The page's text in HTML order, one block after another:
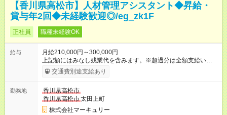
【香川県高松市】人材管理アシスタント◆昇給・
賞与年2回◆未経験歓迎◎/eg_zk1F
正社員 職種未経験OK
給与
月給210,000円～300,000円
上記額にはみなし残業代を含みます。※超過分は全額支給いたし
ます。 みなし残業代 14,616円／月 みなし残業時間 10時間／月
※能力やスキルを考慮の上、当社規程により決定します。 ーー
に1回の「年次昇給」があり、仕事での成果にあわせて昇給しま
す。特に頑張っている人は、上長の裁量でさらにプラスの昇給
となることも。努力や成長が収入につながる環境です。 【試用
交通費別途支給あり
勤務地
香川県高松市
香川県高松市太田上町
株式会社マーキュリー